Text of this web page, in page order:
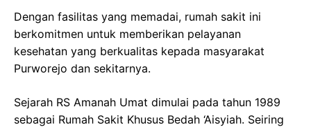
Dengan fasilitas yang memadai, rumah sakit ini
berkomitmen untuk memberikan pelayanan
kesehatan yang berkualitas kepada masyarakat
Purworejo dan sekitarnya.
Sejarah RS Amanah Umat dimulai pada tahun 1989
sebagai Rumah Sakit Khusus Bedah ‘Aisyiah. Seiring